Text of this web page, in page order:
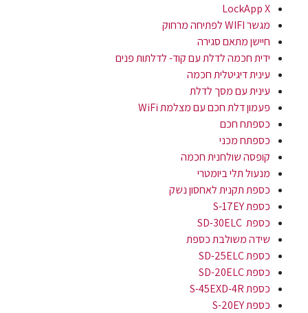
LockApp X
מגשר WIFI לפתיחה מרחוק
חיישן מתאם סגירה
ידית חכמה לדלת עם קוד- לדלתות פנים
עינית דיגיטלית חכמה
עינית עם מסך לדלת
פעמון דלת חכם עם מצלמת WiFi
כספתח חכם
כספתח מכני
קופסה שולחנית חכמה
מנעול תלי ביומטרי
כספת תקנית לאחסון נשק
כספת S-17EY
כספת SD-30ELC
שידה משולבת כספת
כספת SD-25ELC
כספת SD-20ELC
כספת S-45EXD-4R
כספת S-20EY